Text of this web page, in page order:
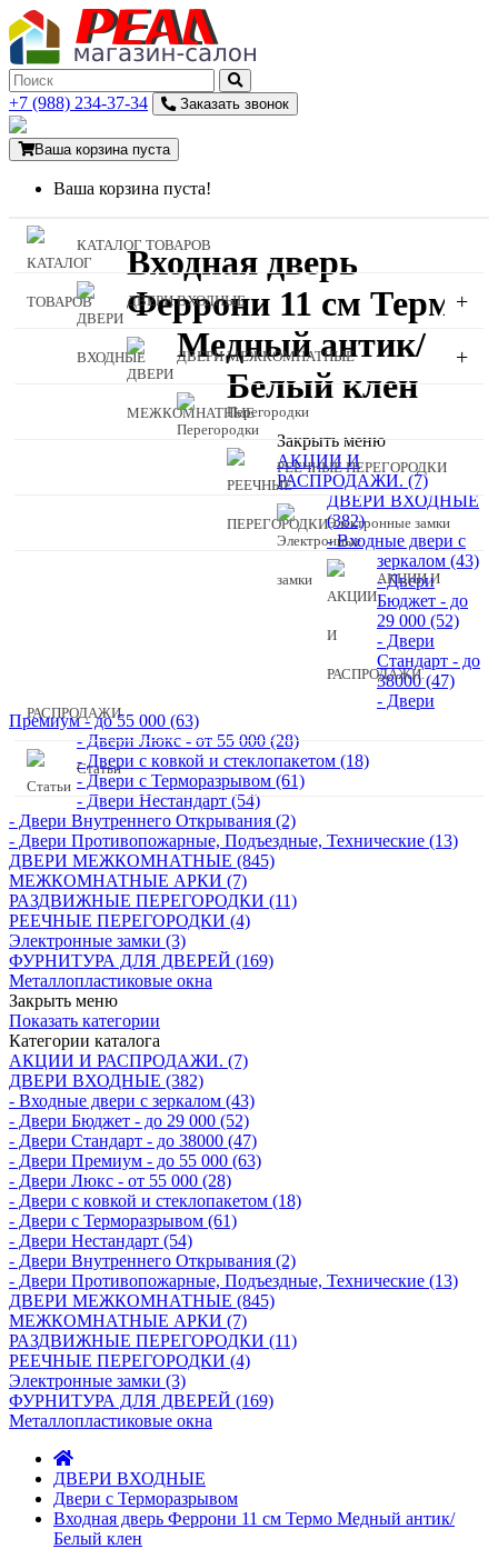
+7 (988) 234-37-34 Заказать звонок
Ваша корзина пуста
Ваша корзина пуста!
КАТАЛОГ ТОВАРОВ
+
ДВЕРИ ВХОДНЫЕ
+
ДВЕРИ МЕЖКОМНАТНЫЕ
Перегородки
РЕЕЧНЫЕ ПЕРЕГОРОДКИ
Электронные замки
АКЦИИ И
РАСПРОДАЖИ.
Статьи
Входная дверь
Феррони 11 см Термо
Медный антик/
Белый клен
Закрыть меню
АКЦИИ И
РАСПРОДАЖИ. (7)
ДВЕРИ ВХОДНЫЕ
(382)
- Входные двери с
зеркалом (43)
- Двери
Бюджeт - до
29 000 (52)
- Двери
Стaндaрт - до
38000 (47)
- Двери
Прeмиум - до 55 000 (63)
- Двери Люкс - от 55 000 (28)
- Двери с кoвкой и стеклопакетом (18)
- Двери с Терморазрывом (61)
- Двери Нecтaндaрт (54)
- Двери Внутреннего Открывания (2)
- Двери Противопожарные, Подъездные, Технические (13)
ДВЕРИ МЕЖКОМНАТНЫЕ (845)
МЕЖКОМНАТНЫЕ АРКИ (7)
РАЗДВИЖНЫЕ ПЕРЕГОРОДКИ (11)
РЕЕЧНЫЕ ПЕРЕГОРОДКИ (4)
Электронные замки (3)
ФУРНИТУРА ДЛЯ ДВЕРЕЙ (169)
Металлопластиковые окна
Закрыть меню
Показать категории
Категории каталога
АКЦИИ И РАСПРОДАЖИ. (7)
ДВЕРИ ВХОДНЫЕ (382)
- Входные двери с зеркалом (43)
- Двери Бюджeт - до 29 000 (52)
- Двери Стaндaрт - до 38000 (47)
- Двери Прeмиум - до 55 000 (63)
- Двери Люкс - от 55 000 (28)
- Двери с кoвкой и стеклопакетом (18)
- Двери с Терморазрывом (61)
- Двери Нecтaндaрт (54)
- Двери Внутреннего Открывания (2)
- Двери Противопожарные, Подъездные, Технические (13)
ДВЕРИ МЕЖКОМНАТНЫЕ (845)
МЕЖКОМНАТНЫЕ АРКИ (7)
РАЗДВИЖНЫЕ ПЕРЕГОРОДКИ (11)
РЕЕЧНЫЕ ПЕРЕГОРОДКИ (4)
Электронные замки (3)
ФУРНИТУРА ДЛЯ ДВЕРЕЙ (169)
Металлопластиковые окна
ДВЕРИ ВХОДНЫЕ
Двери с Терморазрывом
Входная дверь Феррони 11 см Термо Медный антик/
Белый клен